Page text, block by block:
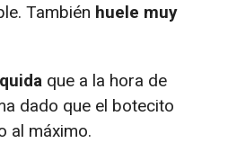
También huele muy
que a la hora de
dado que el botecito
al máximo.